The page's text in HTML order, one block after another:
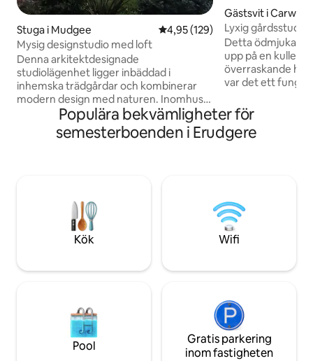
Stuga i Mudgee 4,95 av 5 i genomsnittligt
4,95 (129)
Mysig designstudio med loft
Denna arkitektdesignade
studiolägenhet ligger inbäddad i
inhemska trädgårdar och kombinerar
modern design med naturen. Inomhus
kan du njuta av ett ljusfyllt utrymme
med öppen planlösning, varma
plywoodväggar, två sovrum (queen-
fågelliv, eller njuta av en promenad
genom det närliggande Dewhurst
erbjuder långsam laddning på plats (10
instruktioner.
Gästsvit i Carwell
Lyxig
Detta ödmjuka
upp på en kulle
överraskande hemlighet.
var det ett
och privat
Studio har helt
så långt ögat kan
vid elden, läs en
skapa livslånga
Populära bekvämligheter för
semesterboenden i Erudgere
Kök Wifi
Pool
Gratis parkering
inom fastigheten